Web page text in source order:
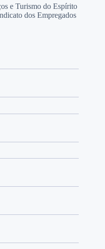
e Turismo do Espírito
dos Empregados